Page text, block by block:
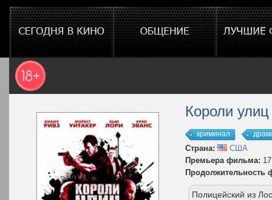
Короли улиц
криминал
Страна:
США
Премьера фильма:
Продолжительность
Полицейский из